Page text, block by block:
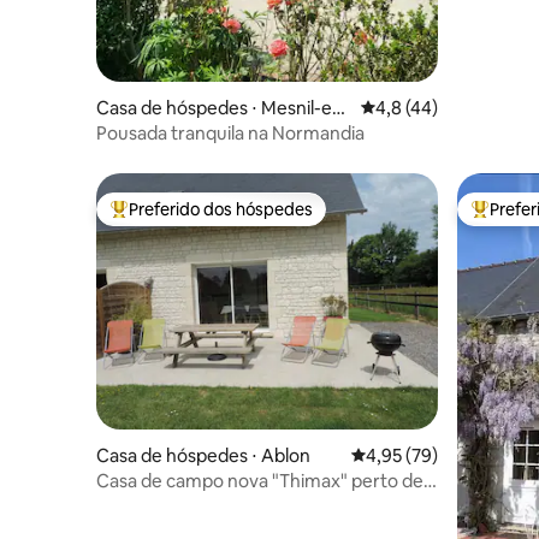
Casa de hóspedes ⋅ Mesnil-en-
Ouche
4,8 de uma avaliação
4,8 (44)
Pousada tranquila na Normandia
Entre os melhores preferidos dos hóspedes
Preferido dos hóspedes
Casa de hóspedes ⋅ Ablon 4,95 de uma
4,95 (79)
Casa de campo nova "Thimax" perto de
Entre os